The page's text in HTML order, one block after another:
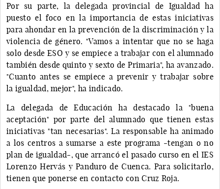
Por su parte, la delegada provincial de Igualdad ha
puesto el foco en la importancia de estas iniciativas
para ahondar en la prevención de la discriminación y la
violencia de género. "Vamos a intentar que no se haga
solo desde ESO y se empiece a trabajar con el alumnado
también desde quinto y sexto de Primaria", ha avanzado.
"Cuanto antes se empiece a prevenir y trabajar sobre
la igualdad, mejor", ha indicado.
La delegada de Educación ha destacado la "buena
aceptación" por parte del alumnado que tienen estas
iniciativas "tan necesarias". La responsable ha animado
a los centros a sumarse a este programa -tengan o no
plan de igualdad-, que arrancó el pasado curso en el IES
Lorenzo Hervás y Panduro de Cuenca. Para solicitarlo,
tienen que ponerse en contacto con Cruz Roja.